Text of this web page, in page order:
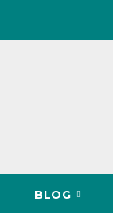
BLOG